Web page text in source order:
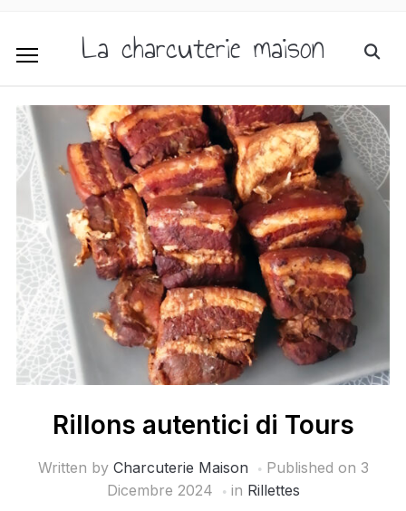
La charcuterie maison
Rillons autentici di Tours
Written by Charcuterie Maison Published on 3
Dicembre 2024
in Rillettes